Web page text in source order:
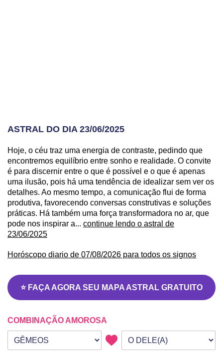
ASTRAL DO DIA 23/06/2025
Hoje, o céu traz uma energia de contraste, pedindo que
encontremos equilíbrio entre sonho e realidade. O convite
é para discernir entre o que é possível e o que é apenas
uma ilusão, pois há uma tendência de idealizar sem ver os
detalhes. Ao mesmo tempo, a comunicação flui de forma
produtiva, favorecendo conversas construtivas e soluções
práticas. Há também uma força transformadora no ar, que
pode nos inspirar a... continue lendo o astral de
23/06/2025
Horóscopo diario de 07/08/2026 para todos os signos
⭐ FAÇA AGORA SEU MAPA ASTRAL GRATUITO
COMBINAÇÃO AMOROSA
Seu signo
Signo da outra pessoa